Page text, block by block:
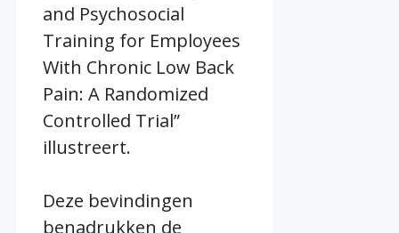
and Psychosocial
Training for Employees
With Chronic Low Back
Pain: A Randomized
Controlled Trial”
illustreert.
Deze bevindingen
benadrukken de